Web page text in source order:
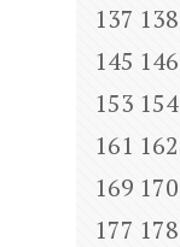
137 138
145 146
153 154
161 162
169 170
177 178